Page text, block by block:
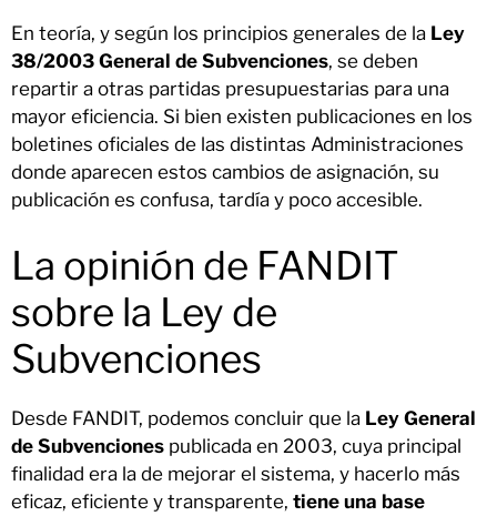
En teoría, y según los principios generales de la Ley
38/2003 General de Subvenciones, se deben
repartir a otras partidas presupuestarias para una
mayor eficiencia. Si bien existen publicaciones en los
boletines oficiales de las distintas Administraciones
donde aparecen estos cambios de asignación, su
publicación es confusa, tardía y poco accesible.
La opinión de FANDIT
sobre la Ley de
Subvenciones
Desde FANDIT, podemos concluir que la Ley General
de Subvenciones publicada en 2003, cuya principal
finalidad era la de mejorar el sistema, y hacerlo más
eficaz, eficiente y transparente, tiene una base